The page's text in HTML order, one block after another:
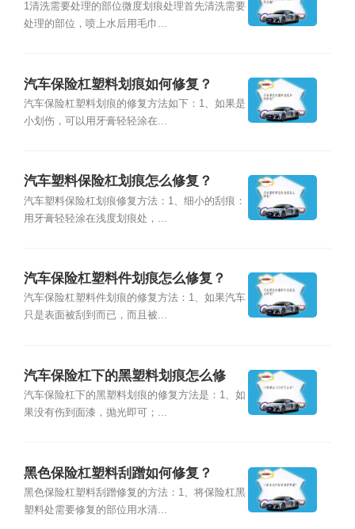
1清洗需要处理的部位微度划痕处理首先清洗需要
处理的部位，喷上水后用毛巾...
汽车保险杠塑料划痕如何修复？
汽车保险杠塑料划痕的修复方法如下：1、如果是
小划伤，可以用牙膏轻轻涂在...
汽车塑料保险杠划痕怎么修复？
汽车塑料保险杠划痕修复方法：1、细小的刮痕：
用牙膏轻轻涂在浅度划痕处，...
汽车保险杠塑料件划痕怎么修复？
汽车保险杠塑料件划痕的修复方法：1、如果汽车
只是表面被刮到而已，而且被...
汽车保险杠下的黑塑料划痕怎么修
复？
汽车保险杠下的黑塑料划痕的修复方法是：1、如
果没有伤到面漆，抛光即可；...
黑色保险杠塑料刮蹭如何修复？
黑色保险杠塑料刮蹭修复的方法：1、将保险杠黑
塑料处需要修复的部位用水清...